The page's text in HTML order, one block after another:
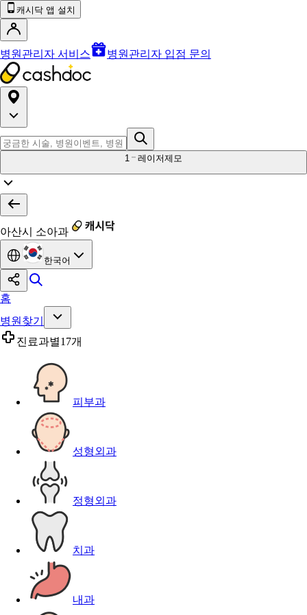
캐시닥 앱 설치
병원관리자 서비스 병원관리자 입점 문의
1 레이저제모
아산시 소아과
한국어
홈
병원찾기
진료과별17개
피부과
성형외과
정형외과
치과
내과